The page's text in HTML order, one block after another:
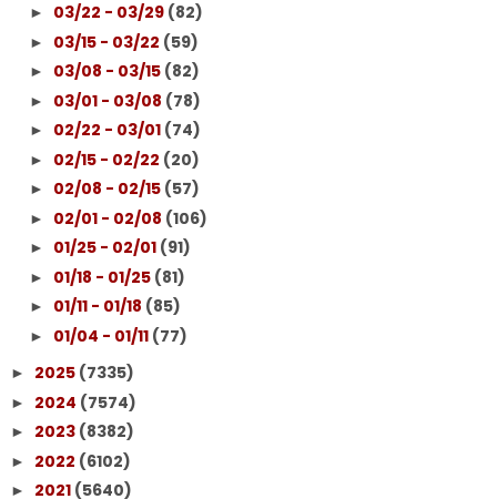
► 03/22 - 03/29 (82)
► 03/15 - 03/22 (59)
► 03/08 - 03/15 (82)
► 03/01 - 03/08 (78)
► 02/22 - 03/01 (74)
► 02/15 - 02/22 (20)
► 02/08 - 02/15 (57)
► 02/01 - 02/08 (106)
► 01/25 - 02/01 (91)
► 01/18 - 01/25 (81)
► 01/11 - 01/18 (85)
► 01/04 - 01/11 (77)
► 2025 (7335)
► 2024 (7574)
► 2023 (8382)
► 2022 (6102)
► 2021 (5640)